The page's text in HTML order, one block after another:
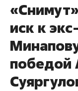
иск к
победой